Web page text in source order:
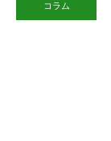
コラム